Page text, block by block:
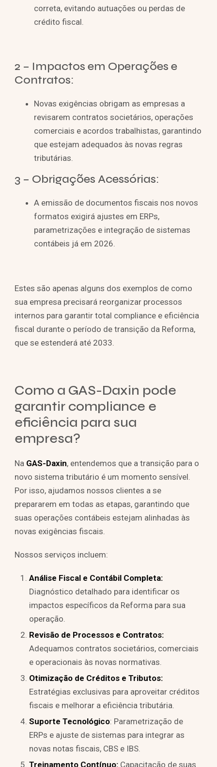
correta, evitando autuações ou perdas de
crédito fiscal.
2 – Impactos em Operações e
Contratos:
Novas exigências obrigam as empresas a
revisarem contratos societários, operações
comerciais e acordos trabalhistas, garantindo
que estejam adequados às novas regras
tributárias.
3 – Obrigações Acessórias:
A emissão de documentos fiscais nos novos
formatos exigirá ajustes em ERPs,
parametrizações e integração de sistemas
contábeis já em 2026.
Estes são apenas alguns dos exemplos de como
sua empresa precisará reorganizar processos
internos para garantir total compliance e eficiência
fiscal durante o período de transição da Reforma,
que se estenderá até 2033.
Como a GAS-Daxin pode
garantir compliance e
eficiência para sua
empresa?
Na GAS-Daxin, entendemos que a transição para o
novo sistema tributário é um momento sensível.
Por isso, ajudamos nossos clientes a se
prepararem em todas as etapas, garantindo que
suas operações contábeis estejam alinhadas às
novas exigências fiscais.
Nossos serviços incluem:
Análise Fiscal e Contábil Completa:
Diagnóstico detalhado para identificar os
impactos específicos da Reforma para sua
operação.
Revisão de Processos e Contratos:
Adequamos contratos societários, comerciais
e operacionais às novas normativas.
Otimização de Créditos e Tributos:
Estratégias exclusivas para aproveitar créditos
fiscais e melhorar a eficiência tributária.
Suporte Tecnológico: Parametrização de
ERPs e ajuste de sistemas para integrar as
novas notas fiscais, CBS e IBS.
Treinamento Contínuo: Capacitação de suas